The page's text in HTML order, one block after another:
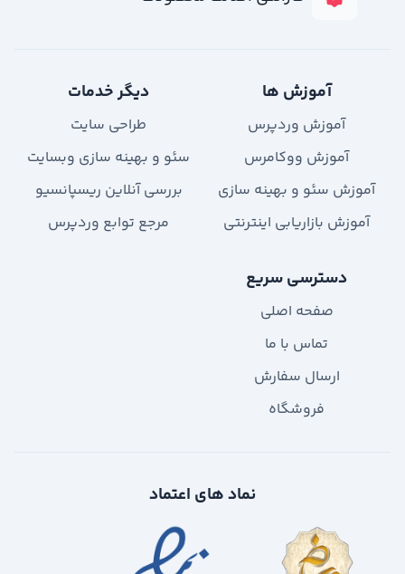
آموزش ها
آموزش وردپرس
آموزش ووکامرس
آموزش سئو و بهینه سازی
آموزش بازاریابی اینترنتی
دیگر خدمات
طراحی سایت
سئو و بهینه سازی وبسایت
بررسی آنلاین ریسپانسیو
مرجع توابع وردپرس
دسترسی سریع
صفحه اصلی
تماس با ما
ارسال سفارش
فروشگاه
نماد های اعتماد